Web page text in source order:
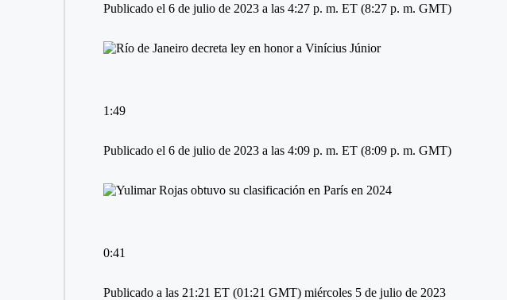
Publicado el 6 de julio de 2023 a las 4:27 p. m. ET (8:27 p. m. GMT)
1:49
Publicado el 6 de julio de 2023 a las 4:09 p. m. ET (8:09 p. m. GMT)
0:41
Publicado a las 21:21 ET (01:21 GMT) miércoles 5 de julio de 2023